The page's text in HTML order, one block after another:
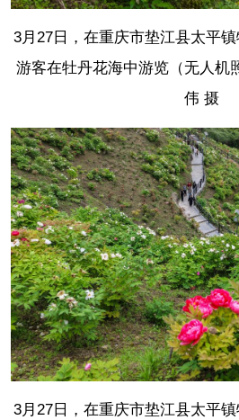
3月27日，在重庆市垫江县太平
游客在牡丹花海中游览（无人机
伟 摄
3月27日，在重庆市垫江县太平